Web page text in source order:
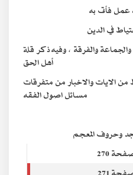
فأتى به
في الدين
والفرقة ، وفيه ذكر قلة
أهل الحق
الايات والاخبار من متفرقات
مسائل اصول الفقه
وحروف المعجم
270